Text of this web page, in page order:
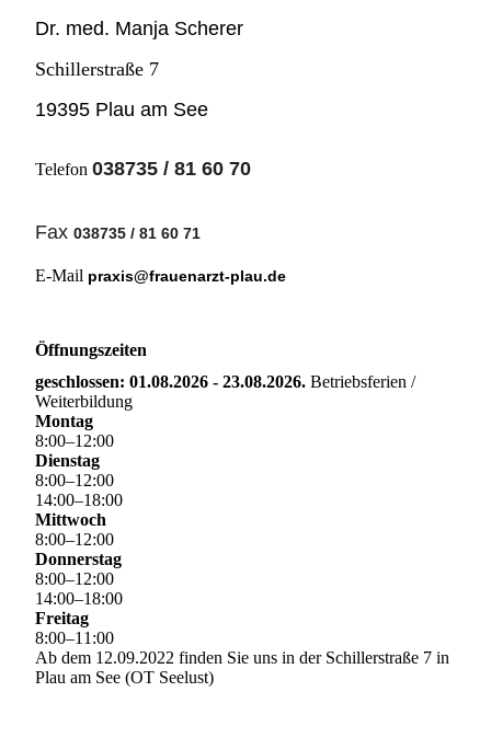
Dr. med. Manja Scherer
Schillerstraße 7
19395 Plau am See
Telefon038735 / 81 60 70
Fax038735 / 81 60 71
E-Mail praxis@frauenarzt-plau.de
Öffnungszeiten
geschlossen: 01.08.2026 - 23.08.2026.Betriebsferien /
Weiterbildung
Montag
8:00–12:00
Dienstag
8:00–12:00
14:00–18:00
Mittwoch
8:00–12:00
Donnerstag
8:00–12:00
14:00–18:00
Freitag
8:00–11 :00
Ab dem 12.09.2022 finden Sie uns in der Schillerstraße 7 in
Plau am See (OT Seelust)